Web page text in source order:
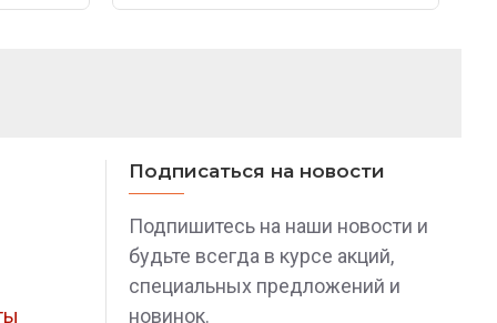
Подписаться на новости
Подпишитесь на наши новости и
будьте всегда в курсе акций,
специальных предложений и
новинок.